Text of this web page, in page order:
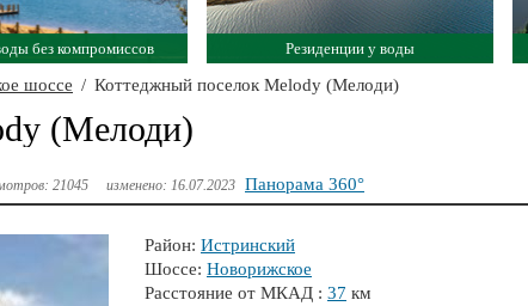
без компромиссов Резиденции у воды
шоссе / Коттеджный поселок Melody (Мелоди)
(Мелоди)
21045 изменено: 16.07.2023 Панорама 360°
Район: Истринский
Шоссе: Новорижское
Расстояние от МКАД : 37 км